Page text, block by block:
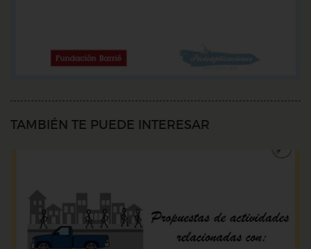
TAMBIÉN TE PUEDE INTERESAR